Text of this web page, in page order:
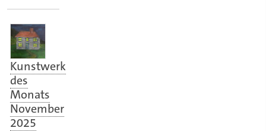
Kunstwerk
des
Monats
November
2025